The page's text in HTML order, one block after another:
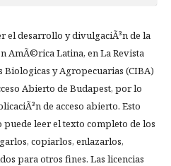
el desarrollo y divulgaciÃ³n de la
AmÃ©rica Latina, en La Revista
Biologicas y Agropecuarias (CIBA)
Abierto de Budapest, por lo
de acceso abierto. Esto
leer el texto completo de los
copiarlos, enlazarlos,
para otros fines. Las licencias